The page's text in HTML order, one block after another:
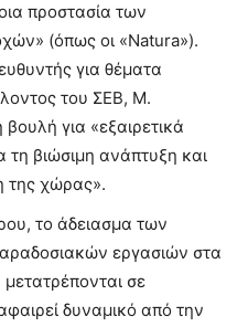
προστασία των
(όπως οι «Natura»).
για θέματα
του ΣΕΒ, Μ.
για «εξαιρετικά
τη βιώσιμη ανάπτυξη και
της χώρας».
το άδειασμα των
εργασιών στα
σε
δυναμικό από την